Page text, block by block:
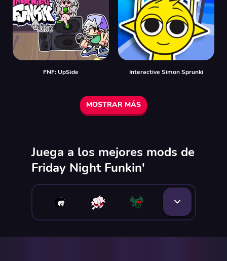
FNF: UpSide Interactive Simon Sprunki
MOSTRAR MÁS
Juega a los mejores mods de
Friday Night Funkin'